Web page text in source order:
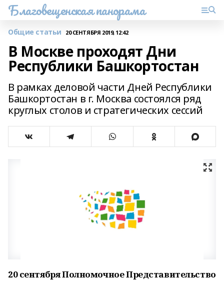
Благовещенская панорама
Общие статьи 20 СЕНТЯБРЯ 2019, 12:42
В Москве проходят Дни
Республики Башкортостан
В рамках деловой части Дней Республики
Башкортостан в г. Москва состоялся ряд
круглых столов и стратегических сессий
20 сентября Полномочное Представительство